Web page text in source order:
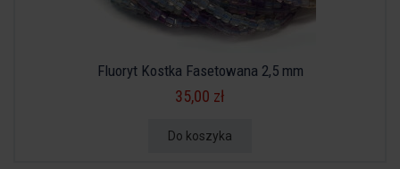
Fluoryt Kostka Fasetowana 2,5 mm
35,00 zł
Do koszyka